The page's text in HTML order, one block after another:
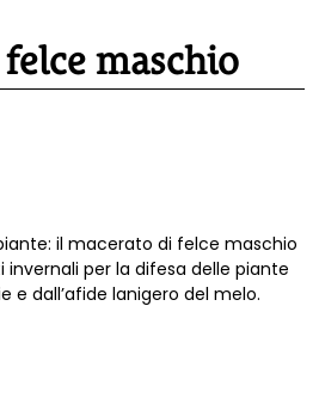
maschio
il macerato di felce maschio
per la difesa delle piante
e dall’afide lanigero del melo.